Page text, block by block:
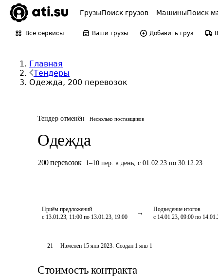
ГрузыПоиск грузов МашиныПоиск
Все сервисы Ваши грузы Добавить груз
Главная
Тендеры
Одежда, 200 перевозок
Тендер отменён Несколько поставщиков
Одежда
200 перевозок 1–10 пер. в день, с 01.02.23 по 30.12.23
Приём предложений
с 13.01.23, 11:00 по 13.01.23, 19:00
Подведение итогов
с 14.01.23, 09:00 по
21 Изменён 15 янв 2023. Создан 1 янв 1
Стоимость контракта